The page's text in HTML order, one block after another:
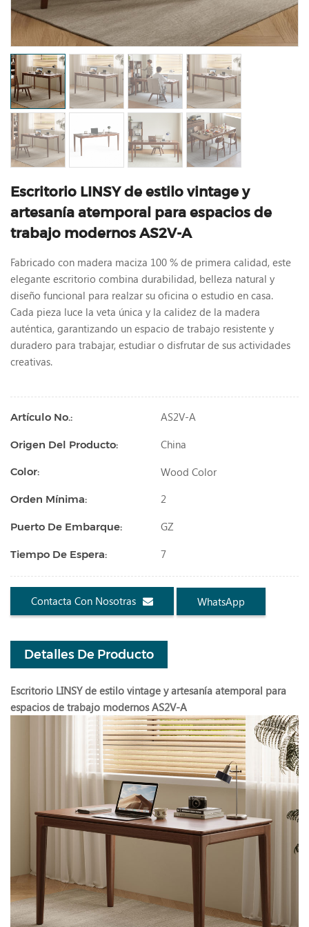
Escritorio LINSY de estilo vintage y
artesanía atemporal para espacios de
trabajo modernos AS2V-A
Fabricado con madera maciza 100 % de primera calidad, este
elegante escritorio combina durabilidad, belleza natural y
diseño funcional para realzar su oficina o estudio en casa.
Cada pieza luce la veta única y la calidez de la madera
auténtica, garantizando un espacio de trabajo resistente y
duradero para trabajar, estudiar o disfrutar de sus actividades
creativas.
Artículo No.: AS2V-A
Origen Del Producto: China
Color: Wood Color
Orden Mínima: 2
Puerto De Embarque: GZ
Tiempo De Espera: 7
Contacta Con Nosotras WhatsApp
Detalles De Producto
Escritorio LINSY de estilo vintage y artesanía atemporal para
espacios de trabajo modernos AS2V-A